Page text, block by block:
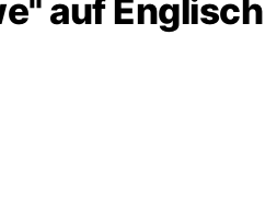
auf Englisch